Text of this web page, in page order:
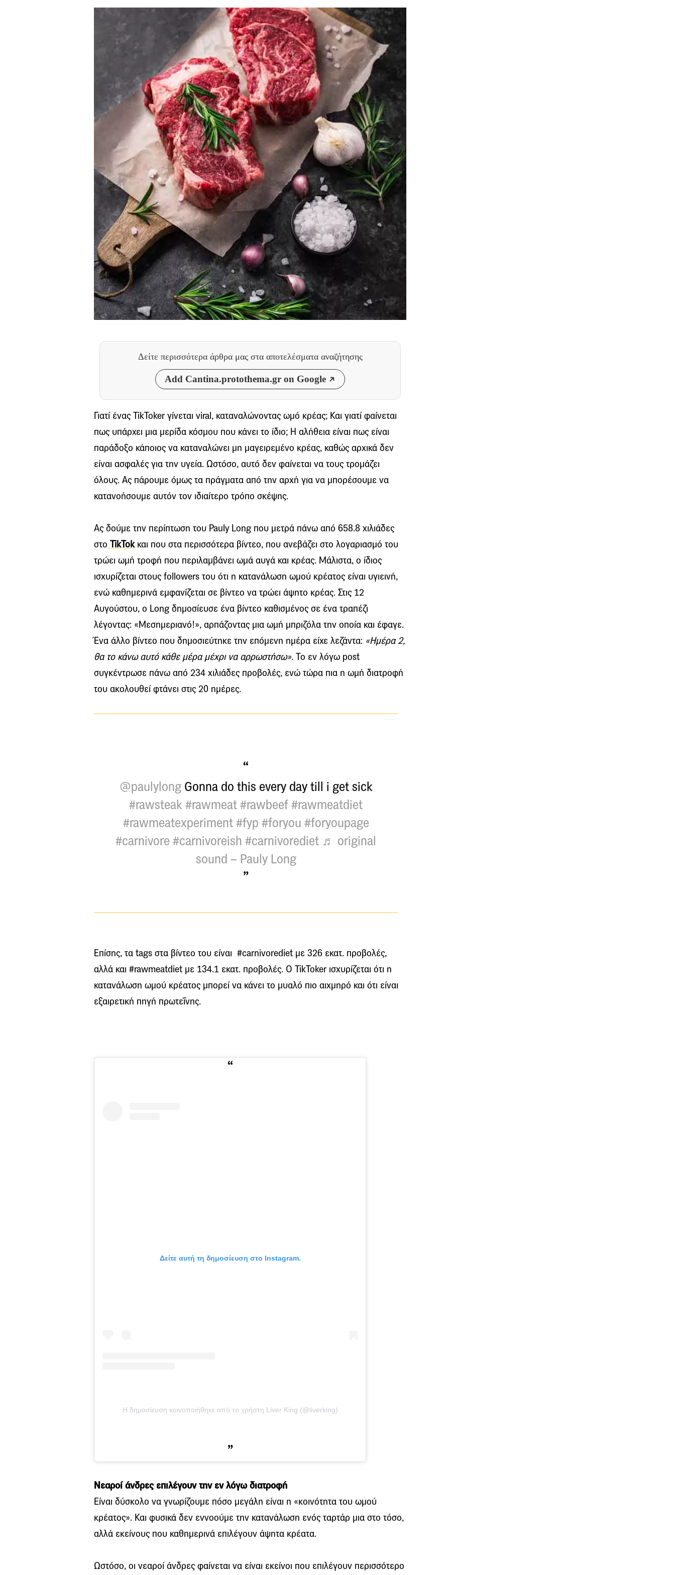
Δείτε περισσότερα άρθρα μας στα αποτελέσματα αναζήτησης
Add Cantina.protothema.gr on Google
Γιατί ένας TikToker γίνεται viral, καταναλώνοντας ωμό κρέας; Και γιατί φαίνεται
πως υπάρχει μια μερίδα κόσμου που κάνει το ίδιο; Η αλήθεια είναι πως είναι
παράδοξο κάποιος να καταναλώνει μη μαγειρεμένο κρέας, καθώς αρχικά δεν
είναι ασφαλές για την υγεία. Ωστόσο, αυτό δεν φαίνεται να τους τρομάζει
όλους. Ας πάρουμε όμως τα πράγματα από την αρχή για να μπορέσουμε να
κατανοήσουμε αυτόν τον ιδιαίτερο τρόπο σκέψης.
Ας δούμε την περίπτωση του Pauly Long που μετρά πάνω από 658.8 χιλιάδες
στο TikTokκαι που στα περισσότερα βίντεο, που ανεβάζει στο λογαριασμό του
τρώει ωμή τροφή που περιλαμβάνει ωμά αυγά και κρέας. Μάλιστα, ο ίδιος
ισχυρίζεται στους followers του ότι η κατανάλωση ωμού κρέατος είναι υγιεινή,
ενώ καθημερινά εμφανίζεται σε βίντεο να τρώει άψητο κρέας. Στις 12
Αυγούστου, ο Long δημοσίευσε ένα βίντεο καθισμένος σε ένα τραπέζι
λέγοντας: «Μεσημεριανό!», αρπάζοντας μια ωμή μπριζόλα την οποία και έφαγε.
Ένα άλλο βίντεο που δημοσιεύτηκε την επόμενη ημέρα είχε λεζάντα: «Ημέρα 2,
θα το κάνω αυτό κάθε μέρα μέχρι να αρρωστήσω». Το εν λόγω post
συγκέντρωσε πάνω από 234 χιλιάδες προβολές, ενώ τώρα πια η ωμή διατροφή
του ακολουθεί φτάνει στις 20 ημέρες.
@paulylongGonna do this every day till i get sick
#rawsteak#rawmeat#rawbeef#rawmeatdiet
#rawmeatexperiment #fyp #foryou #foryoupage
#carnivore #carnivoreish #carnivorediet ♬ original
sound – Pauly Long
Επίσης, τα tags στα βίντεο του είναι #carnivorediet με 326 εκατ. προβολές,
αλλά και #rawmeatdiet με 134.1 εκατ. προβολές. Ο TikToker ισχυρίζεται ότι η
κατανάλωση ωμού κρέατος μπορεί να κάνει το μυαλό πιο αιχμηρό και ότι είναι
εξαιρετική πηγή πρωτεΐνης.
Δείτε αυτή τη δημοσίευση στο Instagram.
Η δημοσίευση κοινοποιήθηκε από το χρήστη Liver King (@liverking)
Νεαροί άνδρες επιλέγουν την εν λόγω διατροφή
Είναι δύσκολο να γνωρίζουμε πόσο μεγάλη είναι η «κοινότητα του ωμού
κρέατος». Και φυσικά δεν εννοούμε την κατανάλωση ενός ταρτάρ μια στο τόσο,
αλλά εκείνους που καθημερινά επιλέγουν άψητα κρέατα.
Ωστόσο, οι νεαροί άνδρες φαίνεται να είναι εκείνοι που επιλέγουν περισσότερο